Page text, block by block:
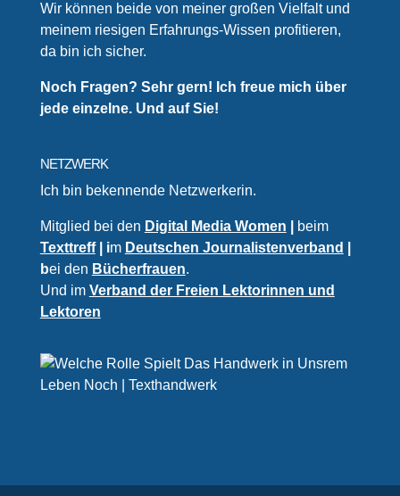
Wir können beide von meiner großen Vielfalt und
meinem riesigen Erfahrungs-Wissen profitieren,
da bin ich sicher.
Noch Fragen? Sehr gern! Ich freue mich über
jede einzelne. Und auf Sie!
NETZWERK
Ich bin bekennende Netzwerkerin.
Mitglied bei den Digital Media Women
beim
Texttreff| im Deutschen Journalistenverband
bei den Bücherfrauen.
Und im Verband der Freien Lektorinnen und
Lektoren